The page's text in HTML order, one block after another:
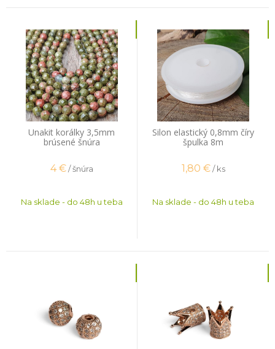
Unakit korálky 3,5mm
brúsené šnúra
4 € / šnúra
Na sklade - do 48h u teba
Silon elastický 0,8mm číry
špulka 8m
1,80 € / ks
Na sklade - do 48h u teba